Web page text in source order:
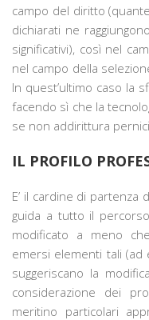
campo del diritto
dichiarati ne
significativi), così nel
nel campo della
In quest’ultimo caso la
facendo sì che la
se non addirittura
IL PROFILO
E’ il cardine di
guida a tutto il
modificato a meno
emersi elementi tali
suggeriscano la
considerazione dei
meritino particolari